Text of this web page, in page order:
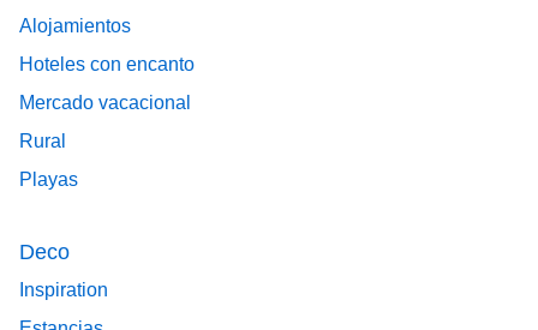
Alojamientos
Hoteles con encanto
Mercado vacacional
Rural
Playas
Deco
Inspiration